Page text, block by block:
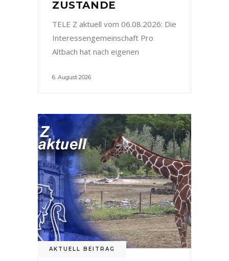
ZUSTANDE
TELE Z aktuell vom 06.08.2026: Die
Interessengemeinschaft Pro
Altbach hat nach eigenen
6. August 2026
AKTUELL BEITRAG